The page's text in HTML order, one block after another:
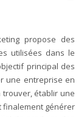
propose des
utilisées dans le
principal des
une entreprise en
trouver, établir une
finalement générer